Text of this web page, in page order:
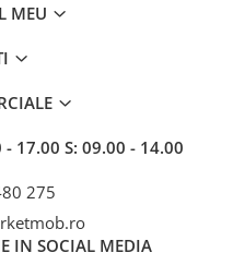
MEU
- 17.00 S: 09.00 - 14.00
275
IN SOCIAL MEDIA